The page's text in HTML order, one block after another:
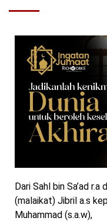
Dari Sahl bin Sa’ad
(malaikat) Jibril a.s
Muhammad (s.a.w),